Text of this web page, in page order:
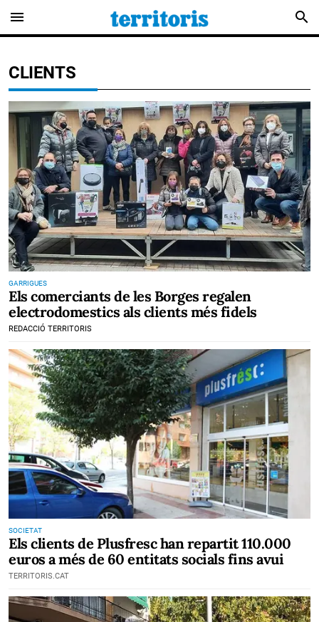
menu search
CLIENTS
GARRIGUES
Els comerciants de les Borges regalen
electrodomestics als clients més fidels
REDACCIÓ TERRITORIS
SOCIETAT
Els clients de Plusfresc han repartit 110.000
euros a més de 60 entitats socials fins avui
TERRITORIS.CAT